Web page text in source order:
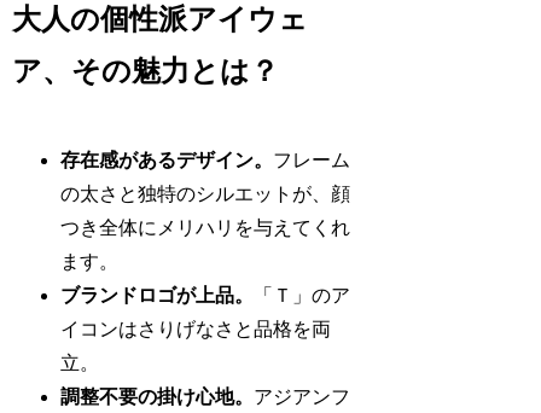
大人の個性派アイウェ
ア、その魅力とは？
存在感があるデザイン。 フレーム
の太さと独特のシルエットが、顔
つき全体にメリハリを与えてくれ
ます。
ブランドロゴが上品。
「Ｔ」のア
イコンはさりげなさと品格を両
立。
調整不要の掛け心地。 アジアンフ